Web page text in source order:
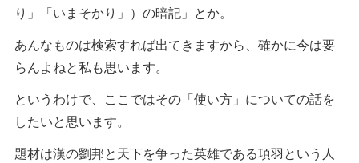
り」「いまそかり」）の暗記」とか。
あんなものは検索すれば出てきますから、確かに今は要
らんよねと私も思います。
というわけで、ここではその「使い方」についての話を
したいと思います。
題材は漢の劉邦と天下を争った英雄である項羽という人